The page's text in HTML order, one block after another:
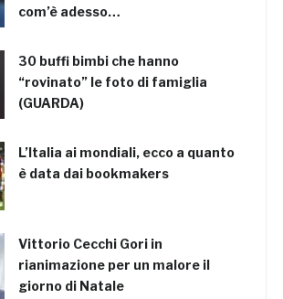
com’è adesso…
30 buffi bimbi che hanno
“rovinato” le foto di famiglia
(GUARDA)
L’Italia ai mondiali, ecco a quanto
è data dai bookmakers
Vittorio Cecchi Gori in
rianimazione per un malore il
giorno di Natale